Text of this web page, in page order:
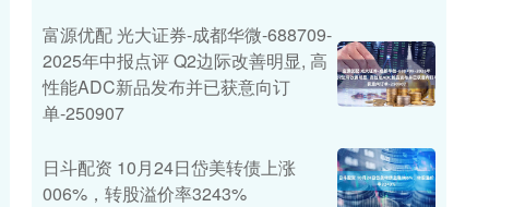
富源优配 光大证券-成都华微-688709-
2025年中报点评 Q2边际改善明显, 高
性能ADC新品发布并已获意向订
单-250907
日斗配资 10月24日岱美转债上涨
006%，转股溢价率3243%